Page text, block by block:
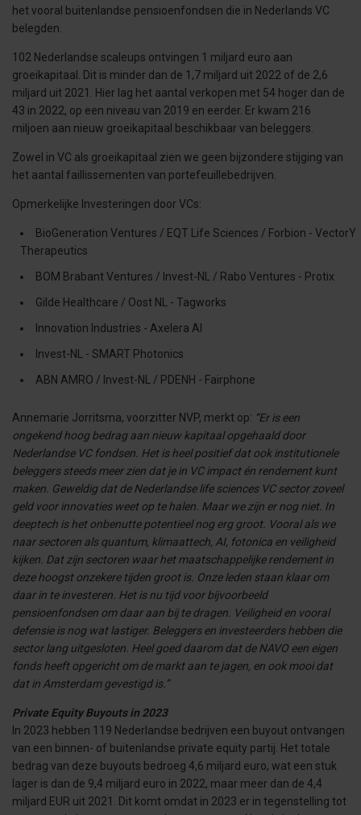
het vooral buitenlandse pensioenfondsen die in Nederlands VC
belegden.
102 Nederlandse scaleups ontvingen 1 miljard euro aan
groeikapitaal. Dit is minder dan de 1,7 miljard uit 2022 of de 2,6
miljard uit 2021. Hier lag het aantal verkopen met 54 hoger dan de
43 in 2022, op een niveau van 2019 en eerder. Er kwam 216
miljoen aan nieuw groeikapitaal beschikbaar van beleggers.
Zowel in VC als groeikapitaal zien we geen bijzondere stijging van
het aantal faillissementen van portefeuillebedrijven.
Opmerkelijke Investeringen door VCs:
BioGeneration Ventures / EQT Life Sciences / Forbion - VectorY
Therapeutics
BOM Brabant Ventures / Invest-NL / Rabo Ventures - Protix
Gilde Healthcare / Oost NL - Tagworks
Innovation Industries - Axelera AI
Invest-NL - SMART Photonics
ABN AMRO / Invest-NL / PDENH - Fairphone
Annemarie Jorritsma, voorzitter NVP, merkt op: “Er is een
ongekend hoog bedrag aan nieuw kapitaal opgehaald door
Nederlandse VC fondsen. Het is heel positief dat ook institutionele
beleggers steeds meer zien dat je in VC impact én rendement kunt
maken. Geweldig dat de Nederlandse life sciences VC sector zoveel
geld voor innovaties weet op te halen. Maar we zijn er nog niet. In
deeptech is het onbenutte potentieel nog erg groot. Vooral als we
naar sectoren als quantum, klimaattech, AI, fotonica en veiligheid
kijken. Dat zijn sectoren waar het maatschappelijke rendement in
deze hoogst onzekere tijden groot is. Onze leden staan klaar om
daar in te investeren. Het is nu tijd voor bijvoorbeeld
pensioenfondsen om daar aan bij te dragen. Veiligheid en vooral
defensie is nog wat lastiger. Beleggers en investeerders hebben die
sector lang uitgesloten. Heel goed daarom dat de NAVO een eigen
fonds heeft opgericht om de markt aan te jagen, en ook mooi dat
dat in Amsterdam gevestigd is.”
Private Equity Buyouts in 2023
In 2023 hebben 119 Nederlandse bedrijven een buyout ontvangen
van een binnen- of buitenlandse private equity partij. Het totale
bedrag van deze buyouts bedroeg 4,6 miljard euro, wat een stuk
lager is dan de 9,4 miljard euro in 2022, maar meer dan de 4,4
miljard EUR uit 2021. Dit komt omdat in 2023 er in tegenstelling tot